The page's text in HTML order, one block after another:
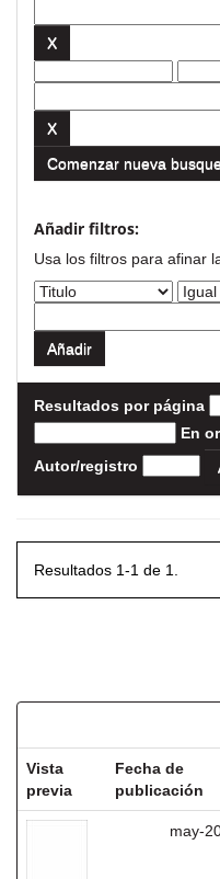
Comenzar nueva
Añadir filtros:
Usa los filtros para afinar
Resultados por página
En
Autor/registro
Resultados 1-1 de 1.
Vista
previa
Fecha de
publicación
may-